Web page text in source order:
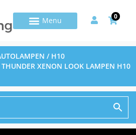
0
/ H10
XENON LOOK LAMPEN H10